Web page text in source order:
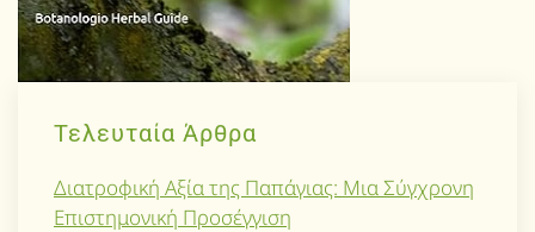
Τελευταία Άρθρα
Διατροφική Αξία της Παπάγιας: Μια Σύγχρονη
Επιστημονική Προσέγγιση